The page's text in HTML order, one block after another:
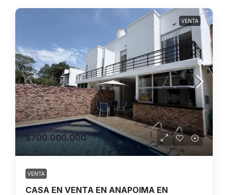
VENTA
$700.000.000
VENTA
CASA EN VENTA EN ANAPOIMA EN